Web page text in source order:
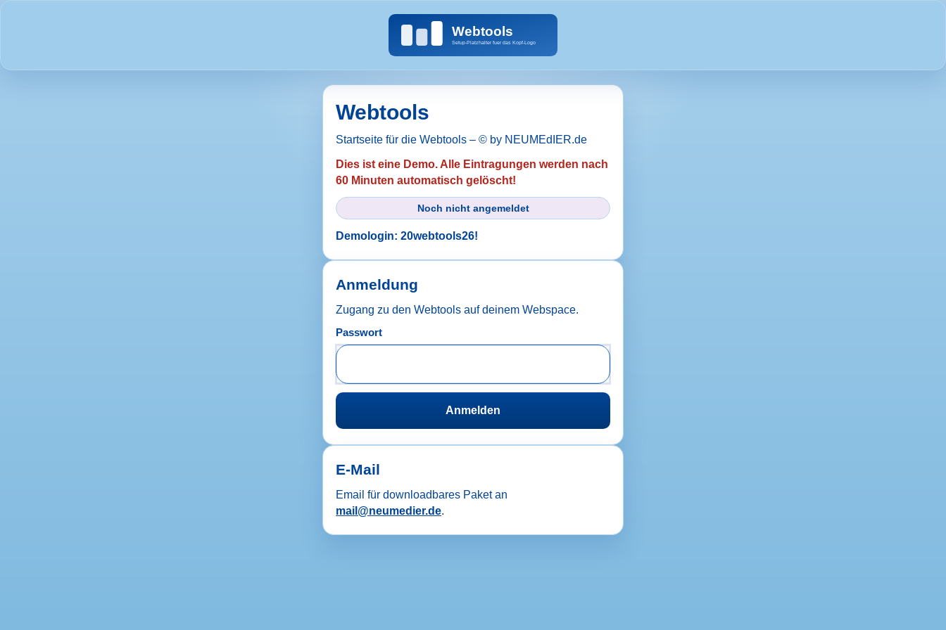
Webtools
Startseite für die Webtools – © by NEUMEdIER.de
Dies ist eine Demo. Alle Eintragungen werden nach
60 Minuten automatisch gelöscht!
Noch nicht angemeldet
Demologin: 20webtools26!
Anmeldung
Zugang zu den Webtools auf deinem Webspace.
Passwort
Anmelden
E-Mail
Email für downloadbares Paket an
mail@neumedier.de.